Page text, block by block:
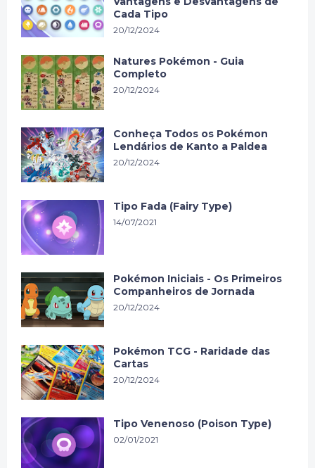
Cada Tipo
20/12/2024
Natures Pokémon - Guia
Completo
20/12/2024
Conheça Todos os Pokémon
Lendários de Kanto a Paldea
20/12/2024
Tipo Fada (Fairy Type)
14/07/2021
Pokémon Iniciais - Os Primeiros
Companheiros de Jornada
20/12/2024
Pokémon TCG - Raridade das
Cartas
20/12/2024
Tipo Venenoso (Poison Type)
02/01/2021